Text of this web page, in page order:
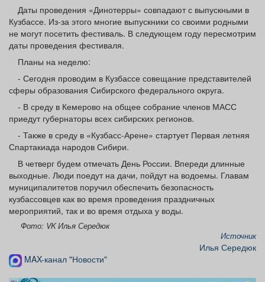
Даты проведения «Динотерры» совпадают с выпускными в
Кузбассе. Из-за этого многие выпускники со своими родными
не могут посетить фестиваль. В следующем году пересмотрим
даты проведения фестиваля.
Планы на неделю:
- Сегодня проводим в Кузбассе совещание представителей
сферы образования Сибирского федерального округа.
- В среду в Кемерово на общее собрание членов МАСС
приедут губернаторы всех сибирских регионов.
- Также в среду в «Кузбасс-Арене» стартует Первая летняя
Спартакиада народов Сибири.
В четверг будем отмечать День России. Впереди длинные
выходные. Люди поедут на дачи, пойдут на водоемы. Главам
муниципалитетов поручил обеспечить безопасность
кузбассовцев как во время проведения праздничных
мероприятий, так и во время отдыха у воды.
Фото: VK Илья Середюк
Источник
Илья Середюк
MAX-канал "Новости"